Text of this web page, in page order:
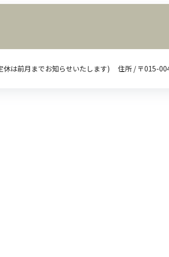
は前月までお知らせいたします) 住所 / 〒015-